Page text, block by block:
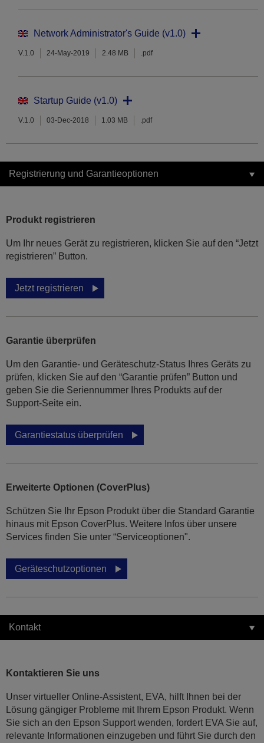
Network Administrator's Guide (v1.0)
V.1.0 24-May-2019 2.48 MB .pdf
Startup Guide (v1.0)
V.1.0 03-Dec-2018 1.03 MB .pdf
Registrierung und Garantieoptionen
Produkt registrieren
Um Ihr neues Gerät zu registrieren, klicken Sie auf den “Jetzt
registrieren” Button.
Jetzt registrieren
Garantie überprüfen
Um den Garantie- und Geräteschutz-Status Ihres Geräts zu
prüfen, klicken Sie auf den “Garantie prüfen” Button und
geben Sie die Seriennummer Ihres Produkts auf der
Support-Seite ein.
Garantiestatus überprüfen
Erweiterte Optionen (CoverPlus)
Schützen Sie Ihr Epson Produkt über die Standard Garantie
hinaus mit Epson CoverPlus. Weitere Infos über unsere
Services finden Sie unter “Serviceoptionen".
Geräteschutzoptionen
Kontakt
Kontaktieren Sie uns
Unser virtueller Online-Assistent, EVA, hilft Ihnen bei der
Lösung gängiger Probleme mit Ihrem Epson Produkt. Wenn
Sie sich an den Epson Support wenden, fordert EVA Sie auf,
relevante Informationen einzugeben und führt Sie durch den